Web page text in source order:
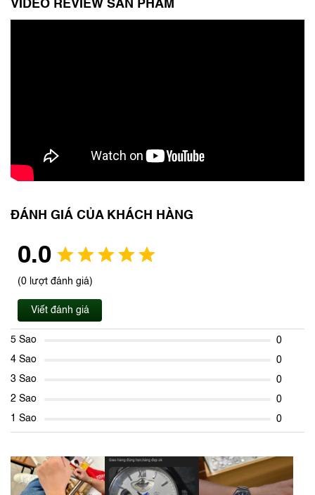
VIDEO REVIEW SẢN PHẨM
ĐÁNH GIÁ CỦA KHÁCH HÀNG
0.0
(0 lượt đánh giá)
Viết đánh giá
5 Sao
0
4 Sao
0
3 Sao
0
2 Sao
0
1 Sao
0